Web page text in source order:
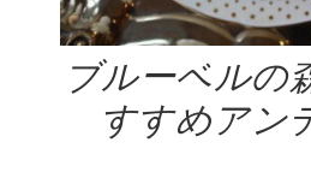
ブルーベルの
すすめアン